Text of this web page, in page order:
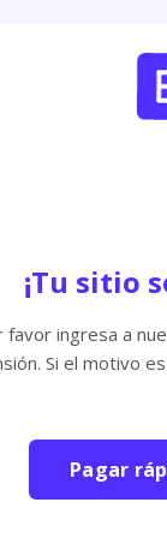
¡Tu sitio
favor ingresa a
Si el motivo
Pagar